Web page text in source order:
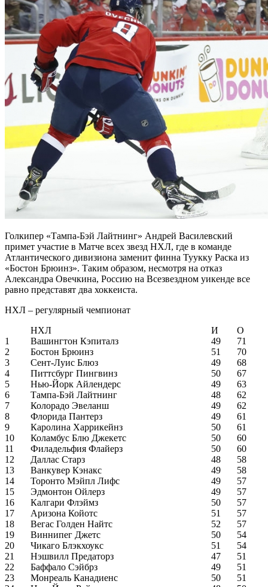
Голкипер «Тампа-Бэй Лайтнинг» Андрей Василевский
примет участие в Матче всех звезд НХЛ, где в команде
Атлантического дивизиона заменит финна Туукку Раска из
«Бостон Брюинз». Таким образом, несмотря на отказ
Александра Овечкина, Россию на Всезвездном уикенде все
равно представят два хоккеиста.
НХЛ – регулярный чемпионат
НХЛ
И
О
1
Вашингтон Кэпиталз 49
71
2
Бостон Брюинз 51
70
3
Сент-Луис Блюз 49
68
4
Питтсбург Пингвинз 50
67
5
Нью-Йорк Айлендерс 49
63
6
Тампа-Бэй Лайтнинг 48
62
7
Колорадо Эвеланш 49
62
8
Флорида Пантерз 49
61
9
Каролина Харрикейнз 50
61
10
Коламбус Блю Джекетс 50
60
11
Филадельфия Флайерз 50
60
12
Даллас Старз 48
58
13
Ванкувер Кэнакс 49
58
14
Торонто Мэйпл Лифс 49
57
15
Эдмонтон Ойлерз 49
57
16
Калгари Флэймз 50
57
17
Аризона Койотс 51
57
18
Вегас Голден Найтс 52
57
19
Виннипег Джетс 50
54
20
Чикаго Блэкхоукс 51
54
21
Нэшвилл Предаторз 47
51
22
Баффало Сэйбрз 49
51
23
Монреаль Канадиенс 50
51